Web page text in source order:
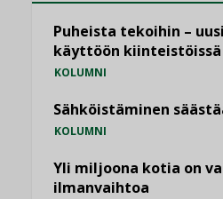
Puheista tekoihin –
käyttöön kiinteistöissä
KOLUMNI
Sähköistäminen
KOLUMNI
Yli miljoona kotia on
ilmanvaihtoa